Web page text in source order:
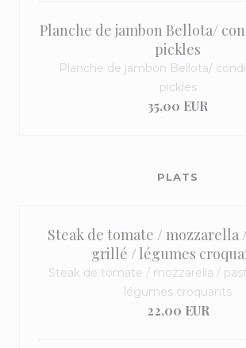
Planche de jambon Bellota/
pickles
Planche de jambon Bellota/
pickles
35,00 EUR
PLATS
Steak de tomate / mozzarella
grillé / légumes
Steak de tomate / mozzarella /
légumes croquants
22,00 EUR